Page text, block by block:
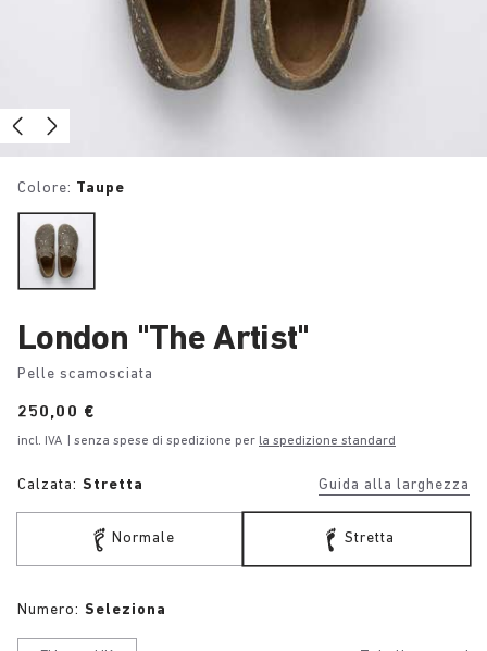
Colore: Taupe
London "The Artist"
Pelle scamosciata
Price:
250,00 €
incl. IVA | senza spese di spedizione per la spedizione standard
Calzata: Stretta Guida alla larghezza
Normale Stretta
Numero: Seleziona